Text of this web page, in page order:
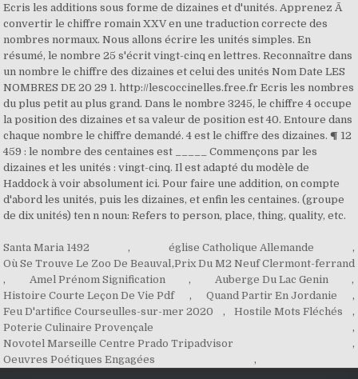
Ecris les additions sous forme de dizaines et d'unités. Apprenez Ã
convertir le chiffre romain XXV en une traduction correcte des
nombres normaux. Nous allons écrire les unités simples. En
résumé, le nombre 25 s'écrit vingt-cinq en lettres. Reconnaître dans
un nombre le chiffre des dizaines et celui des unités Nom Date LES
NOMBRES DE 20 29 1. http://lescoccinelles.free.fr Ecris les nombres
du plus petit au plus grand. Dans le nombre 3245, le chiffre 4 occupe
la position des dizaines et sa valeur de position est 40. Entoure dans
chaque nombre le chiffre demandé. 4 est le chiffre des dizaines. ¶ 12
459 : le nombre des centaines est _____ Commençons par les
dizaines et les unités : vingt-cinq. Il est adapté du modèle de
Haddock à voir absolument ici. Pour faire une addition, on compte
d'abord les unités, puis les dizaines, et enfin les centaines. (groupe
de dix unités) ten n noun: Refers to person, place, thing, quality, etc.
Santa Maria 1492 , église Catholique Allemande
,
Où Se Trouve Le Zoo De Beauval,Prix Du M2 Neuf Clermont-ferrand
,
Amel Prénom Signification , Auberge Du Lac Genin
,
Histoire Courte Leçon De Vie Pdf
, Quand Partir En Jordanie
,
Feu D'artifice Courseulles-sur-mer 2020
, Hostile Mots Fléchés
,
Poterie Culinaire Provençale
,
Novotel Marseille Centre Prado Tripadvisor
,
Oeuvres Poétiques Engagées
,